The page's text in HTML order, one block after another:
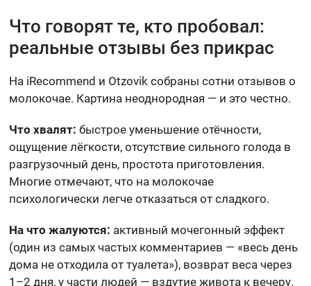
Что говорят те, кто пробовал:
реальные отзывы без прикрас
На iRecommend и Otzovik собраны сотни отзывов о
молокочае. Картина неоднородная — и это честно.
Что хвалят: быстрое уменьшение отёчности,
ощущение лёгкости, отсутствие сильного голода в
разгрузочный день, простота приготовления.
Многие отмечают, что на молокочае
психологически легче отказаться от сладкого.
На что жалуются: активный мочегонный эффект
(один из самых частых комментариев — «весь день
дома не отходила от туалета»), возврат веса через
1–2 дня, у части людей — вздутие живота к вечеру.